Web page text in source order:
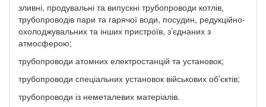
зливні, продувальні та випускні трубопроводи котлів,
трубопроводів пари та гарячої води, посудин, редукційно-
охолоджувальних та інших пристроїв, з’єднаних з
атмосферою;
трубопроводи атомних електростанцій та установок;
трубопроводи спеціальних установок військових об’єктів;
трубопроводи із неметалевих матеріалів.